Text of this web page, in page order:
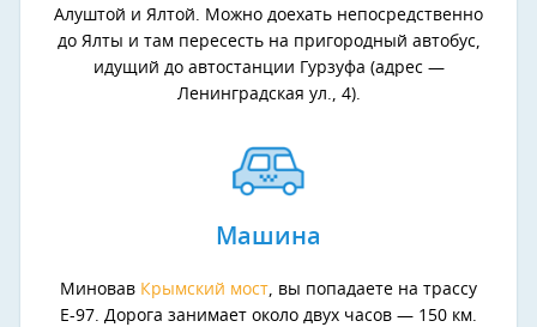
Алуштой и Ялтой. Можно доехать непосредственно
до Ялты и там пересесть на пригородный автобус,
идущий до автостанции Гурзуфа (адрес —
Ленинградская ул., 4).
Машина
Миновав Крымский мост, вы попадаете на трассу
Е-97. Дорога занимает около двух часов — 150 км.